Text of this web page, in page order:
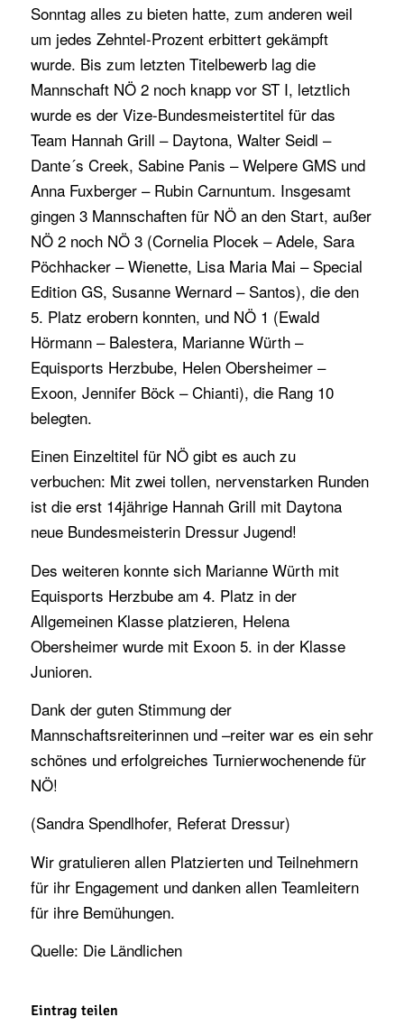
Sonntag alles zu bieten hatte, zum anderen weil
um jedes Zehntel-Prozent erbittert gekämpft
wurde. Bis zum letzten Titelbewerb lag die
Mannschaft NÖ 2 noch knapp vor ST I, letztlich
wurde es der Vize-Bundesmeistertitel für das
Team Hannah Grill – Daytona, Walter Seidl –
Dante´s Creek, Sabine Panis – Welpere GMS und
Anna Fuxberger – Rubin Carnuntum. Insgesamt
gingen 3 Mannschaften für NÖ an den Start, außer
NÖ 2 noch NÖ 3 (Cornelia Plocek – Adele, Sara
Pöchhacker – Wienette, Lisa Maria Mai – Special
Edition GS, Susanne Wernard – Santos), die den
5. Platz erobern konnten, und NÖ 1 (Ewald
Hörmann – Balestera, Marianne Würth –
Equisports Herzbube, Helen Obersheimer –
Exoon, Jennifer Böck – Chianti), die Rang 10
belegten.
Einen Einzeltitel für NÖ gibt es auch zu
verbuchen: Mit zwei tollen, nervenstarken Runden
ist die erst 14jährige Hannah Grill mit Daytona
neue Bundesmeisterin Dressur Jugend!
Des weiteren konnte sich Marianne Würth mit
Equisports Herzbube am 4. Platz in der
Allgemeinen Klasse platzieren, Helena
Obersheimer wurde mit Exoon 5. in der Klasse
Junioren.
Dank der guten Stimmung der
Mannschaftsreiterinnen und –reiter war es ein sehr
schönes und erfolgreiches Turnierwochenende für
NÖ!
(Sandra Spendlhofer, Referat Dressur)
Wir gratulieren allen Platzierten und Teilnehmern
für ihr Engagement und danken allen Teamleitern
für ihre Bemühungen.
Quelle: Die Ländlichen
Eintrag teilen